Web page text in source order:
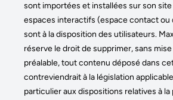
sont importées et installées sur son site
espaces interactifs (espace contact ou
sont à la disposition des utilisateurs.
réserve le droit de supprimer, sans
préalable, tout contenu déposé dans
contreviendrait à la législation
particulier aux dispositions relatives à